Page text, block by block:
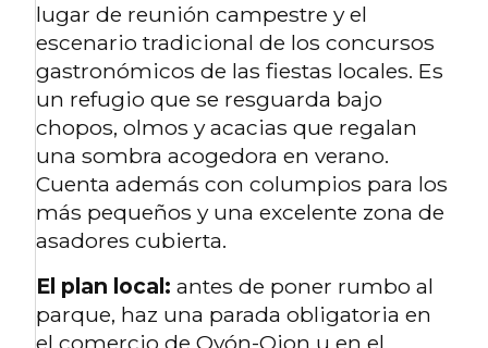
lugar de reunión campestre y el
escenario tradicional de los concursos
gastronómicos de las fiestas locales. Es
un refugio que se resguarda bajo
chopos, olmos y acacias que regalan
una sombra acogedora en verano.
Cuenta además con columpios para los
más pequeños y una excelente zona de
asadores cubierta.
El plan local: antes de poner rumbo al
parque, haz una parada obligatoria en